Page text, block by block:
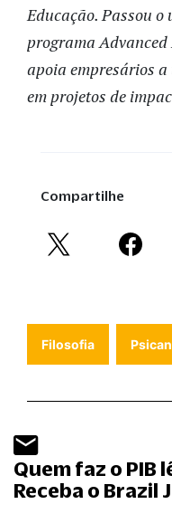
Educação. Passou
programa
apoia empresários
em projetos de
Compartilhe
Filosofia
Quem faz o PIB
Receba o Brazil